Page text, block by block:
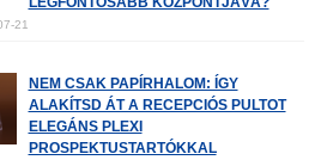
21
NEM CSAK PAPÍRHALOM: ÍGY
ALAKÍTSD ÁT A RECEPCIÓS PULTOT
ELEGÁNS PLEXI
PROSPEKTUSTARTÓKKAL